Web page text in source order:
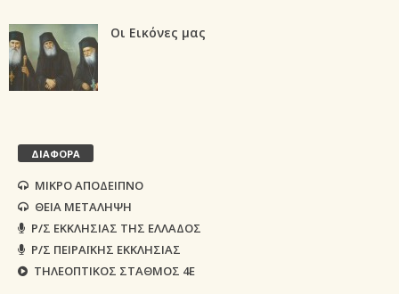
Οι Εικόνες μας
ΔΙΑΦΟΡΑ
ΜΙΚΡΟ ΑΠΟΔΕΙΠΝΟ
ΘΕΙΑ ΜΕΤΑΛΗΨΗ
Ρ/Σ ΕΚΚΛΗΣΙΑΣ ΤΗΣ ΕΛΛΑΔΟΣ
Ρ/Σ ΠΕΙΡΑΪΚΗΣ ΕΚΚΛΗΣΙΑΣ
ΤΗΛΕΟΠΤΙΚΟΣ ΣΤΑΘΜΟΣ 4Ε